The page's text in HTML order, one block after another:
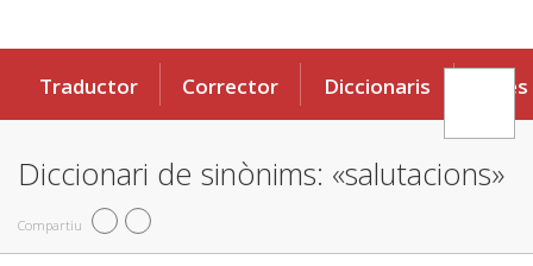
Traductor Corrector Diccionaris Eines
Diccionari de sinònims: «salutacions»
Compartiu